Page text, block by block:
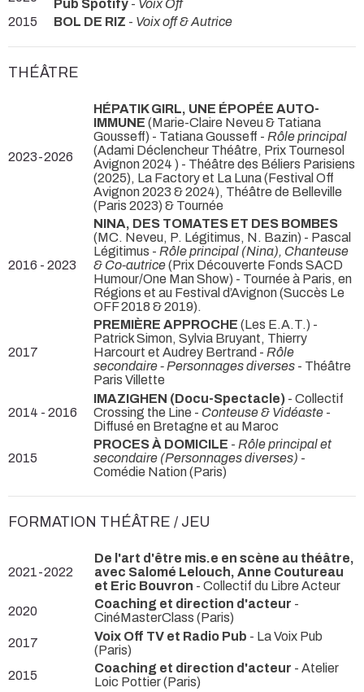
Pub Spotify - Voix Off
2015
BOL DE RIZ - Voix off & Autrice
THÉÂTRE
2023-2026
HÉPATIK GIRL, UNE ÉPOPÉE AUTO-
IMMUNE (Marie-Claire Neveu & Tatiana
Gousseff) - Tatiana Gousseff - Rôle principal
(Adami Déclencheur Théâtre, Prix Tournesol
Avignon 2024 ) - Théâtre des Béliers Parisiens
(2025), La Factory et La Luna (Festival Off
Avignon 2023 & 2024), Théâtre de Belleville
(Paris 2023) & Tournée
2016 - 2023
NINA, DES TOMATES ET DES BOMBES
(MC. Neveu, P. Légitimus, N. Bazin) - Pascal
Légitimus - Rôle principal (Nina), Chanteuse
& Co-autrice(Prix Découverte Fonds SACD
Humour/One Man Show) - Tournée à Paris, en
Régions et au Festival d’Avignon (Succès Le
OFF 2018 & 2019).
2017
PREMIÈRE APPROCHE (Les E.A.T.) -
Patrick Simon, Sylvia Bruyant, Thierry
Harcourt et Audrey Bertrand - Rôle
secondaire - Personnages diverses - Théâtre
Paris Villette
2014 - 2016
IMAZIGHEN (Docu-Spectacle) - Collectif
Crossing the Line - Conteuse & Vidéaste -
Diffusé en Bretagne et au Maroc
2015
PROCES À DOMICILE - Rôle principal et
secondaire (Personnages diverses) -
Comédie Nation (Paris)
FORMATION THÉÂTRE / JEU
2021-2022
De l'art d'être mis.e en scène au théâtre,
avec Salomé Lelouch, Anne Coutureau
et Eric Bouvron - Collectif du Libre Acteur
2020
Coaching et direction d'acteur -
CinéMasterClass (Paris)
2017
Voix Off TV et Radio Pub - La Voix Pub
(Paris)
2015
Coaching et direction d'acteur - Atelier
Loic Pottier (Paris)